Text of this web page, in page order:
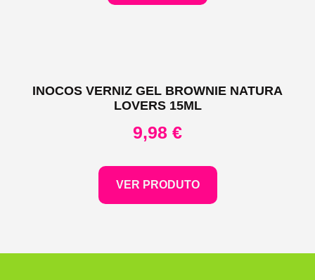
INOCOS VERNIZ GEL BROWNIE NATURA
LOVERS 15ML
9,98 €
VER PRODUTO